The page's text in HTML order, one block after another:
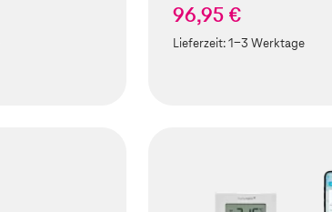
96,95 €
Lieferzeit:1-3 Werktage